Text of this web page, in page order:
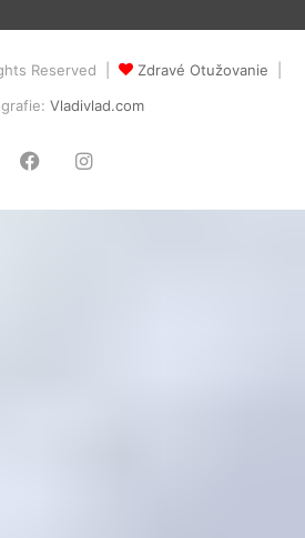
Reserved | Zdravé Otužovanie
Vladivlad.com
FacebookInstagram